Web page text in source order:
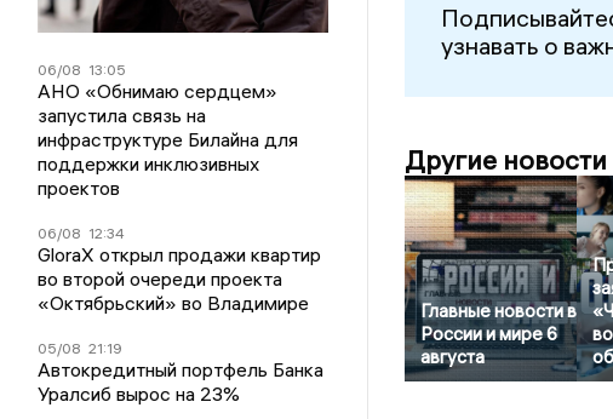
06/08 13:05
АНО «Обнимаю сердцем»
запустила связь на
инфраструктуре Билайна для
поддержки инклюзивных
проектов
06/08 12:34
GloraX открыл продажи квартир
во второй очереди проекта
«Октябрьский» во Владимире
05/08 21:19
Автокредитный портфель Банка
Уралсиб вырос на 23%
узнавать о
Другие
Главные новости в
России и мире 6
августа